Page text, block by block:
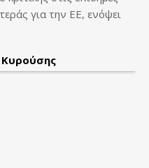
για την ΕΕ, ενόψει
Κυρούσης